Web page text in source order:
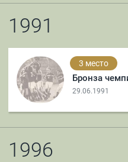
1991
3 место
Бронза
29.06.1991
1996